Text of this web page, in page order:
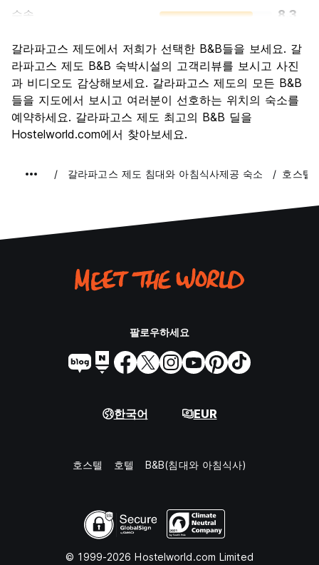
수송
8.3
문화
7.8
나이트 라이프
6.2
가격 대비 만족도
7.5
갈라파고스 제도에서 저희가 선택한 B&B들을 보세요. 갈
라파고스 제도 B&B 숙박시설의 고객리뷰를 보시고 사진
과 비디오도 감상해보세요. 갈라파고스 제도의 모든 B&B
들을 지도에서 보시고 여러분이 선호하는 위치의 숙소를
예약하세요. 갈라파고스 제도 최고의 B&B 딜을
Hostelworld.com에서 찾아보세요.
갈라파고스 제도 침대와 아침식사제공 숙소 호스텔
팔로우하세요
한국어 EUR
호스텔 호텔 B&B(침대와 아침식사)
© 1999-2026 Hostelworld.com Limited